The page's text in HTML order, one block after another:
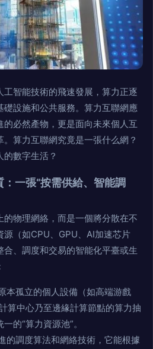
智能技術的飛速發展，算力正逐
設施和公共服務。算力互聯網應
必然產物，更是面向未來個人互
算力互聯網究竟是一張什么網？
數字生活？
一張“按需供給、智能調
物理網絡，而是一個將分散在不
源（如CPU、GPU、AI加速芯片
、調度和交易的智能化平臺或生
本孤立的個人設備（如高端游戲
算中心乃至邊緣計算節點的算力抽
的“算力資源池”。
的調度算法和網絡技術，它能根據